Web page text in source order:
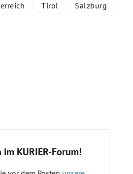
Tirol
Salzburg